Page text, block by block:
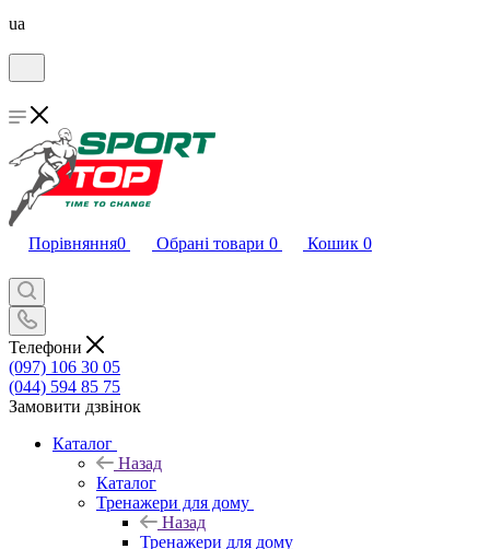
ua
Порівняння0 Обрані товари 0 Кошик 0
Телефони
(097) 106 30 05
(044) 594 85 75
Замовити дзвінок
Каталог
Назад
Каталог
Тренажери для дому
Назад
Тренажери для дому